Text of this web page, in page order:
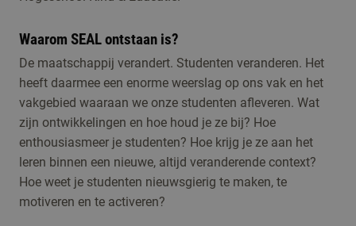
Waarom SEAL ontstaan is?
De maatschappij verandert. Studenten veranderen. Het
heeft daarmee een enorme weerslag op ons vak en het
vakgebied waaraan we onze studenten afleveren. Wat
zijn ontwikkelingen en hoe houd je ze bij? Hoe
enthousiasmeer je studenten? Hoe krijg je ze aan het
leren binnen een nieuwe, altijd veranderende context?
Hoe weet je studenten nieuwsgierig te maken, te
motiveren en te activeren?